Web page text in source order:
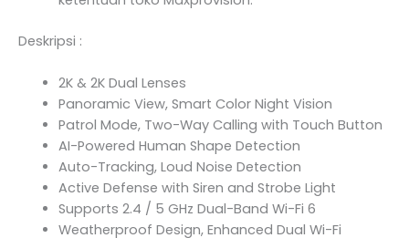
Deskripsi :
2K & 2K Dual Lenses
Panoramic View, Smart Color Night Vision
Patrol Mode, Two-Way Calling with Touch Button
AI-Powered Human Shape Detection
Auto-Tracking, Loud Noise Detection
Active Defense with Siren and Strobe Light
Supports 2.4 / 5 GHz Dual-Band Wi-Fi 6
Weatherproof Design, Enhanced Dual Wi-Fi